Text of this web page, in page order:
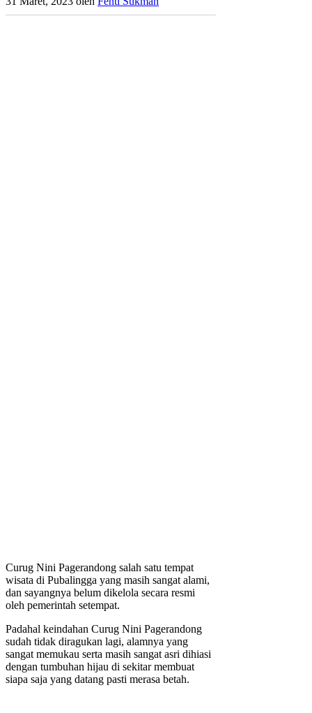
Curug Nini Pagerandong salah satu tempat
wisata di Pubalingga yang masih sangat alami,
dan sayangnya belum dikelola secara resmi
oleh pemerintah setempat.
Padahal keindahan Curug Nini Pagerandong
sudah tidak diragukan lagi, alamnya yang
sangat memukau serta masih sangat asri dihiasi
dengan tumbuhan hijau di sekitar membuat
siapa saja yang datang pasti merasa betah.